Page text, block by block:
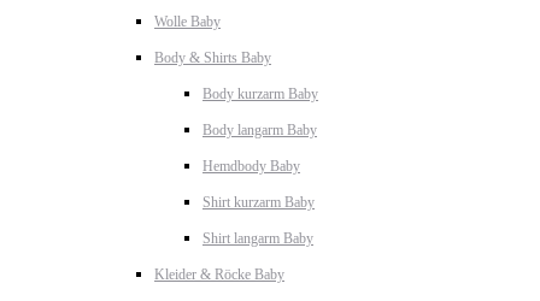
Wolle Baby
Body & Shirts Baby
Body kurzarm Baby
Body langarm Baby
Hemdbody Baby
Shirt kurzarm Baby
Shirt langarm Baby
Kleider & Röcke Baby